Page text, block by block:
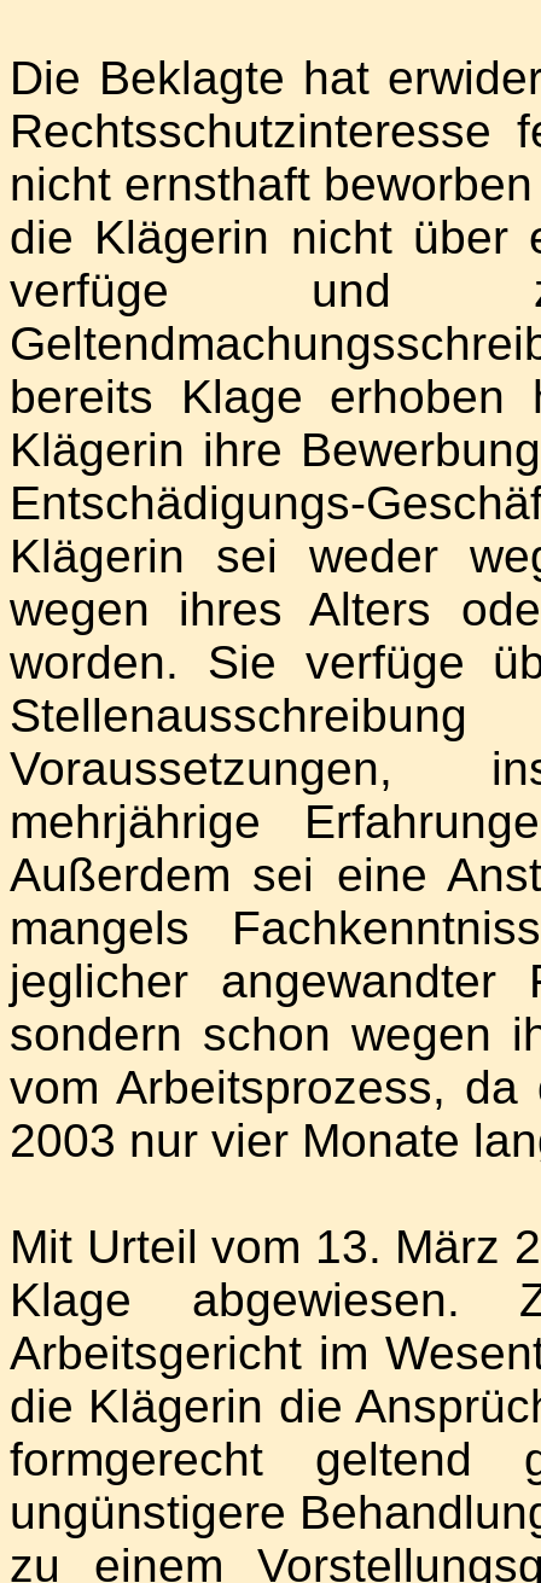
Die Beklagte hat
nicht ernsthaft
die Klägerin nicht über
verfüge und
bereits Klage
Klägerin ihre
Entschädigungs-
Klägerin sei weder
wegen ihres Alters
worden. Sie verfüge
Voraussetzungen,
mehrjährige
Außerdem sei eine
mangels
jeglicher angewandter
sondern schon wegen
vom Arbeitsprozess,
2003 nur vier Monate
Mit Urteil vom 13. März
Klage abgewiesen.
Arbeitsgericht im
die Klägerin die
formgerecht geltend
ungünstigere
zu einem